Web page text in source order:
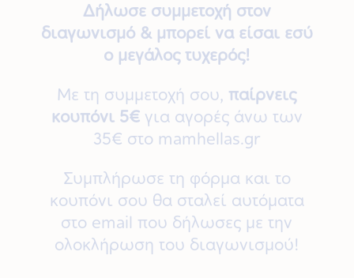
Δήλωσε συμμετοχή στον
διαγωνισμό & μπορεί να είσαι εσύ
ο μεγάλος τυχερός!
Με τη συμμετοχή σου, παίρνεις
κουπόνι 5€για αγορές άνω των
35€ στο mamhellas.gr
Συμπλήρωσε τη φόρμα και το
κουπόνι σου θα σταλεί αυτόματα
στο email που δήλωσες με την
ολοκλήρωση του διαγωνισμού!